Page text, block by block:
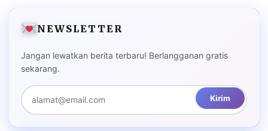
NEWSLETTER
Jangan lewatkan berita terbaru! Berlangganan gratis
sekarang.
Kirim